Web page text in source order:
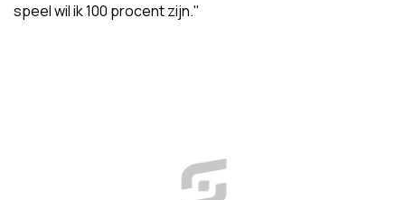
speel wil ik 100 procent zijn."